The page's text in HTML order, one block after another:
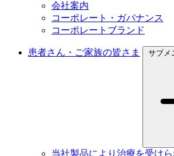
会社案内
コーポレート・ガバナンス
コーポレートブランド
患者さん・ご家族の皆さま サブメ
当社製品により治療を受け